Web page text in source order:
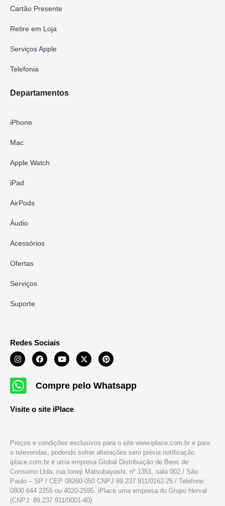
Cartão Presente
Retire em Loja
Serviços Apple
Telefonia
Departamentos
iPhone
Mac
Apple Watch
iPad
AirPods
Áudio
Acessórios
Ofertas
Serviços
Suporte
Redes Sociais
Compre pelo Whatsapp
Visite o site iPlace
Preços e condições exclusivos para o site www.iplace.com.br e para
o televendas, podendo sofrer alterações sem prévia notificação.
iplace.com.br é uma empresa Global Distribuição de Bens de
Consumo Ltda, rua Ioneji Matsubayashi, nº 1351, sala 002 / São
Paulo – SP / CEP 08260-050 CNPJ 89.237.911/0162-25 / Telefone:
0800 644 2255 ou 4020-2595. iPlace uma empresa do Grupo Herval
(CNPJ: 89.237.911/0001-40)